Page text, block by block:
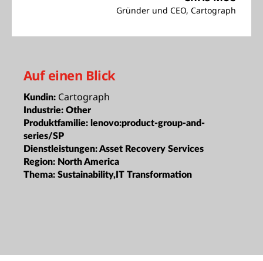
Gründer und CEO, Cartograph
Auf einen Blick
Kundin: Cartograph
Industrie: Other
Produktfamilie: lenovo:product-group-and-
series/SP
Dienstleistungen:Asset Recovery Services
Region: North America
Thema: Sustainability,IT Transformation